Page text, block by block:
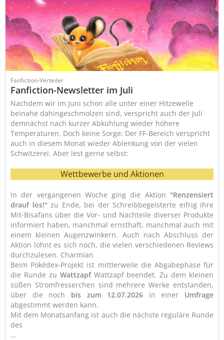
Fanfiction-Verteiler
Fanfiction-Newsletter im Juli
Nachdem wir im Juni schon alle unter einer Hitzewelle
beinahe dahingeschmolzen sind, verspricht auch der Juli
demnächst nach kurzer Abkühlung wieder höhere
Temperaturen. Doch keine Sorge: Der FF-Bereich verspricht
auch in diesem Monat wieder Ablenkung von der vielen
Schwitzerei. Aber lest gerne selbst:
Wettbewerbe und Aktionen
In der vergangenen Woche ging die Aktion "Renzensiert
drauf los!" zu Ende, bei der Schreibbegeisterte eifrig ihre
Mit-Bisafans über die Vor- und Nachteile diverser Produkte
informiert haben, manchmal ernsthaft, manchmal auch mit
einem kleinen Augenzwinkern. Auch nach Abschluss der
Aktion lohnt es sich noch, die vielen verschiedenen Reviews
durchzulesen. Charmian
Beim Pokédex-Projekt ist mittlerweile die Abgabephase für
die Runde zu WattzapfWattzapf beendet. Zu dem kleinen
süßen Stromfresserchen sind mehrere Werke entstanden,
über die noch bis zum 12.07.2026 in einer
Umfrage
abgestimmt werden kann.
Mit dem Monatsanfang ist auch die nächste reguläre Runde
des
…